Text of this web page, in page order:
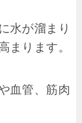
水が溜まり
まります。
血管、筋肉